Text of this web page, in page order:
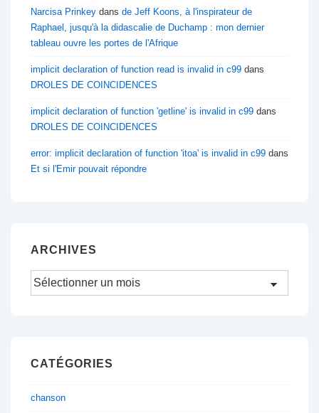
Narcisa Prinkey dans de Jeff Koons, à l'inspirateur de
Raphael, jusqu'à la didascalie de Duchamp : mon dernier
tableau ouvre les portes de l'Afrique
implicit declaration of function read is invalid in c99 dans
DROLES DE COINCIDENCES
implicit declaration of function 'getline' is invalid in c99 dans
DROLES DE COINCIDENCES
error: implicit declaration of function 'itoa' is invalid in c99 dans
Et si l'Emir pouvait répondre
ARCHIVES
Archives
CATÉGORIES
chanson